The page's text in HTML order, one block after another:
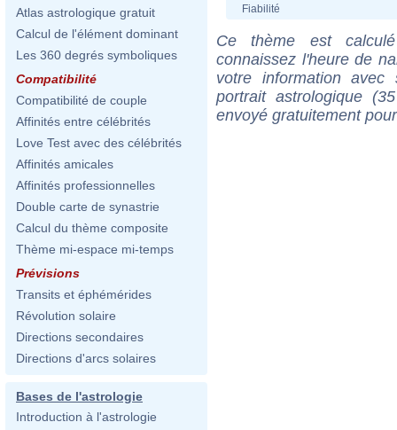
Atlas astrologique gratuit
Calcul de l'élément dominant
Les 360 degrés symboliques
Compatibilité
Compatibilité de couple
Affinités entre célébrités
Love Test avec des célébrités
Affinités amicales
Affinités professionnelles
Double carte de synastrie
Calcul du thème composite
Thème mi-espace mi-temps
Prévisions
Transits et éphémérides
Révolution solaire
Directions secondaires
Directions d'arcs solaires
Bases de l'astrologie
Introduction à l'astrologie
Fiabilité
Ce thème est
connaissez l'heure de
votre information
portrait astrologique
envoyé gratuitement